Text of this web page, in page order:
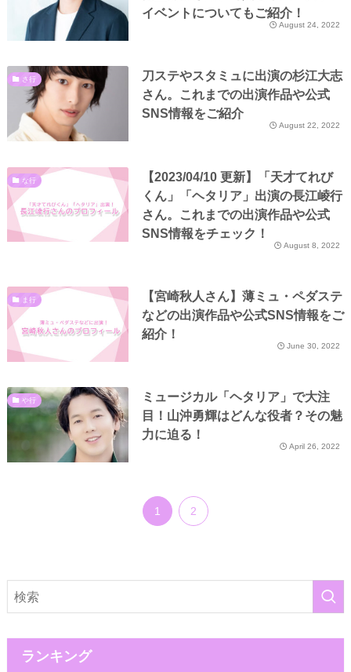
イベントについてもご紹介！
August 24, 2022
さ行
刀ステやスタミュに出演の杉江大志
さん。これまでの出演作品や公式
SNS情報をご紹介
August 22, 2022
な行
【2023/04/10 更新】「天才てれび
くん」「ヘタリア」出演の長江崚行
さん。これまでの出演作品や公式
SNS情報をチェック！
August 8, 2022
ま行
【宮崎秋人さん】薄ミュ・ペダステ
などの出演作品や公式SNS情報をご
紹介！
June 30, 2022
や行
ミュージカル「ヘタリア」で大注
目！山沖勇輝はどんな役者？その魅
力に迫る！
April 26, 2022
1 2
ランキング